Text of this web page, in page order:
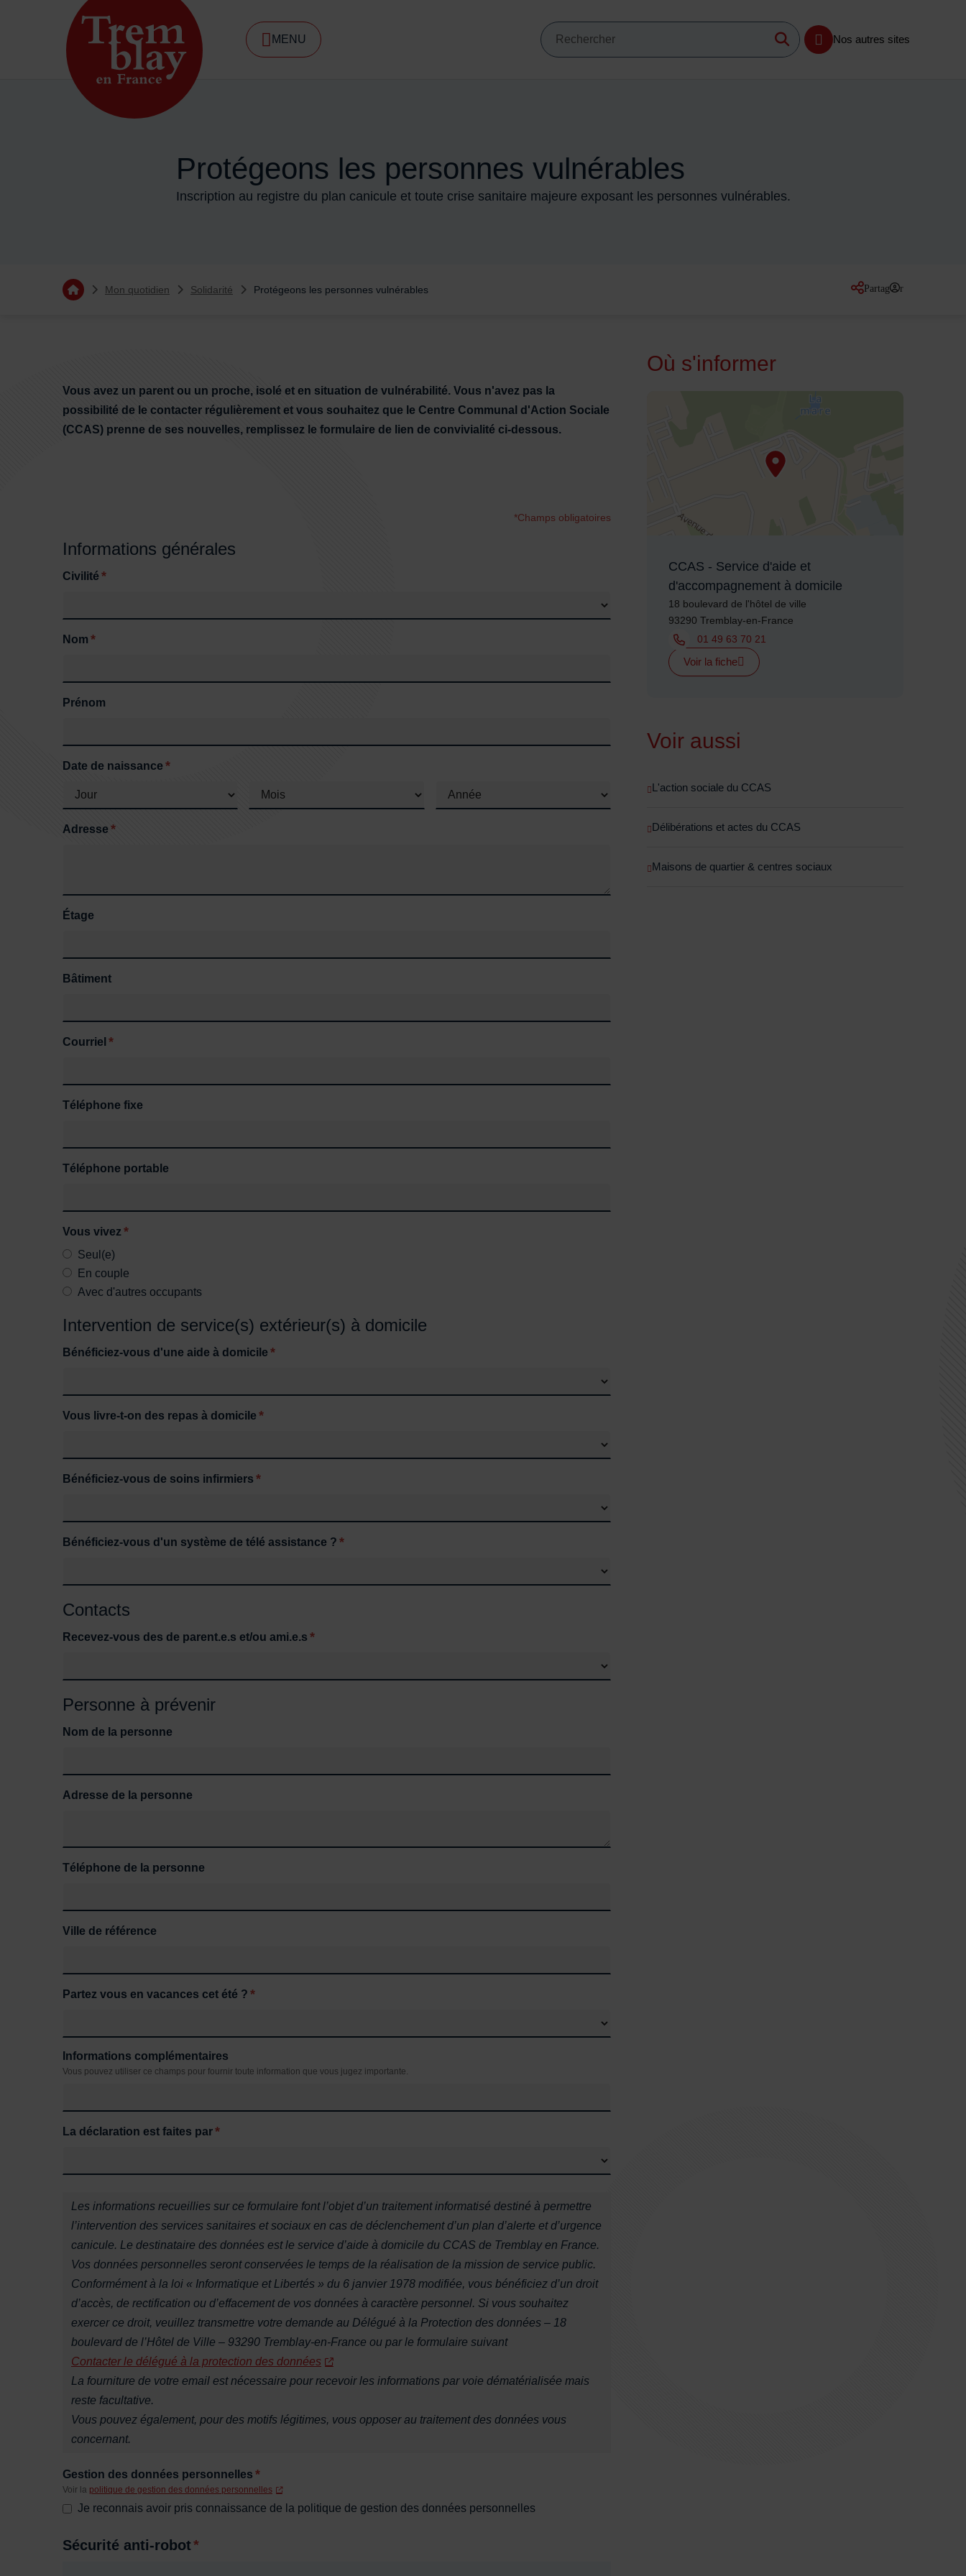
Menu de raccourcis
Accueil ville de Tremblay-en-France
MENU
DE NAVIGATION PRINCIPALE Recherche
Mots clés de minimum 3 caractères Lancer la recherche
Nos autres sites
Protégeons les personnes vulnérables
Inscription au registre du plan canicule et toute crise sanitaire majeure exposant les personnes vulnérables.
Vous êtes ici :
Retourner à l'accueil
Mon quotidien Solidarité Protégeons les personnes vulnérables Partager
sur les réseaux
Vous avez un parent ou un proche, isolé et en situation de vulnérabilité. Vous n'avez pas la
possibilité de le contacter régulièrement et vous souhaitez que le Centre Communal d'Action Sociale
(CCAS) prenne de ses nouvelles, remplissez le formulaire de lien de convivialité ci-dessous.
*Champs obligatoires
Informations générales
Civilité *
Nom *
Prénom
Date de naissance *
Adresse *
Étage
Bâtiment
Courriel *
Téléphone fixe
Téléphone portable
Vous vivez *
Seul(e)
En couple
Avec d'autres occupants
Intervention de service(s) extérieur(s) à domicile
Bénéficiez-vous d'une aide à domicile *
Vous livre-t-on des repas à domicile *
Bénéficiez-vous de soins infirmiers *
Bénéficiez-vous d'un système de télé assistance ? *
Contacts
Recevez-vous des de parent.e.s et/ou ami.e.s *
Personne à prévenir
Nom de la personne
Adresse de la personne
Téléphone de la personne
Ville de référence
Partez vous en vacances cet été ? *
Informations complémentaires
Vous pouvez utiliser ce champs pour fournir toute information que vous jugez importante.
La déclaration est faites par*
A savoir :
Les informations recueillies sur ce formulaire font l’objet d’un traitement informatisé destiné à permettre
l’intervention des services sanitaires et sociaux en cas de déclenchement d’un plan d’alerte et d’urgence
canicule. Le destinataire des données est le service d’aide à domicile du CCAS de Tremblay en France.
Vos données personnelles seront conservées le temps de la réalisation de la mission de service public.
Conformément à la loi « Informatique et Libertés » du 6 janvier 1978 modifiée, vous bénéficiez d’un droit
d’accès, de rectification ou d’effacement de vos données à caractère personnel. Si vous souhaitez
exercer ce droit, veuillez transmettre votre demande au Délégué à la Protection des données – 18
boulevard de l’Hôtel de Ville – 93290 Tremblay-en-France ou par le formulaire suivant
Contacter le délégué à la protection des données
La fourniture de votre email est nécessaire pour recevoir les informations par voie dématérialisée mais
reste facultative.
Vous pouvez également, pour des motifs légitimes, vous opposer au traitement des données vous
concernant.
Gestion des données personnelles *
Voir la politique de gestion des données personnelles
Je reconnais avoir pris connaissance de la politique de gestion des données personnelles
Sécurité anti-robot*
Où s'informer
CCAS - Service d'aide et
d'accompagnement à domicile
Adresse :
18 boulevard de l'hôtel de ville
93290 Tremblay-en-France
Tél. :
01 49 63 70 21
Voir la fiche
Voir aussi
L'action sociale du CCAS
Délibérations et actes du CCAS
Maisons de quartier & centres sociaux